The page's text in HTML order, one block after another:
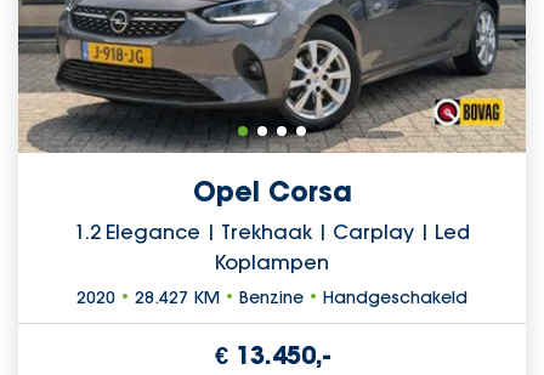
Opel Corsa
1.2 Elegance | Trekhaak | Carplay | Led
Koplampen
2020 • 28.427 KM • Benzine • Handgeschakeld
€ 13.450,-